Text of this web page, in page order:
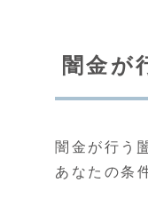
闇金が
闇金が行う
あなたの条